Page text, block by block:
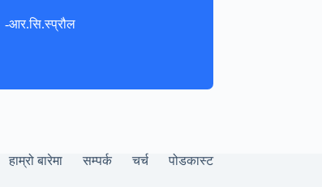
-आर.सि.स्प्रौल
हाम्रो बारेमा सम्पर्क चर्च पोडकास्ट